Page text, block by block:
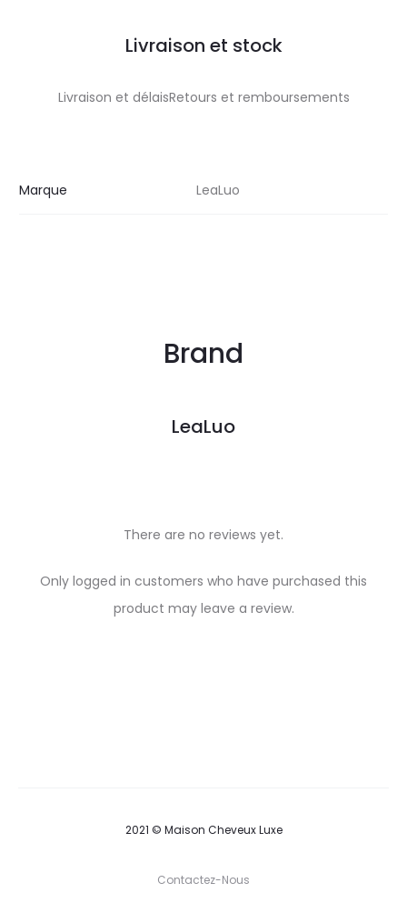
Livraison et stock
Livraison et délaisRetours et remboursements
Marque LeaLuo
Brand
LeaLuo
There are no reviews yet.
Only logged in customers who have purchased this
product may leave a review.
2021 © Maison Cheveux Luxe
Contactez-Nous